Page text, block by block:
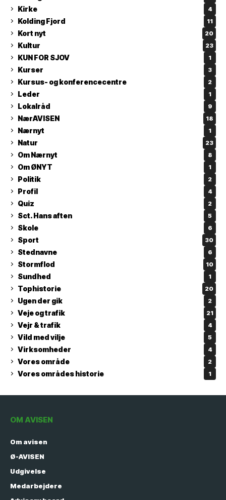
Kirke 4
Kolding Fjord 11
Kort nyt 20
Kultur 23
KUN FOR SJOV 1
Kurser 3
Kursus- og konferencecentre 2
Leder 1
Lokalråd 9
NærAVISEN 18
Nærnyt 1
Natur 23
Om Nærnyt 8
Om ØNYT 1
Politik 2
Profil 4
Quiz 2
Sct. Hans aften 5
Skole 6
Sport 30
Stednavne 6
Stormflod 10
Sundhed 1
Tophistorie 20
Ugen der gik 2
Veje og trafik 21
Vejr & trafik 4
Vild med vilje 5
Virksomheder 4
Vores område 2
Vores områdes historie 1
OM AVISEN
Om avisen
Ø-AVISEN
Udgivelse
Medarbejdere